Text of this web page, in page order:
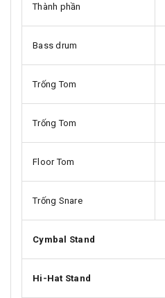
Thành phần
Bass drum
Trống Tom
Trống Tom
Floor Tom
Trống Snare
Cymbal Stand
Hi-Hat Stand